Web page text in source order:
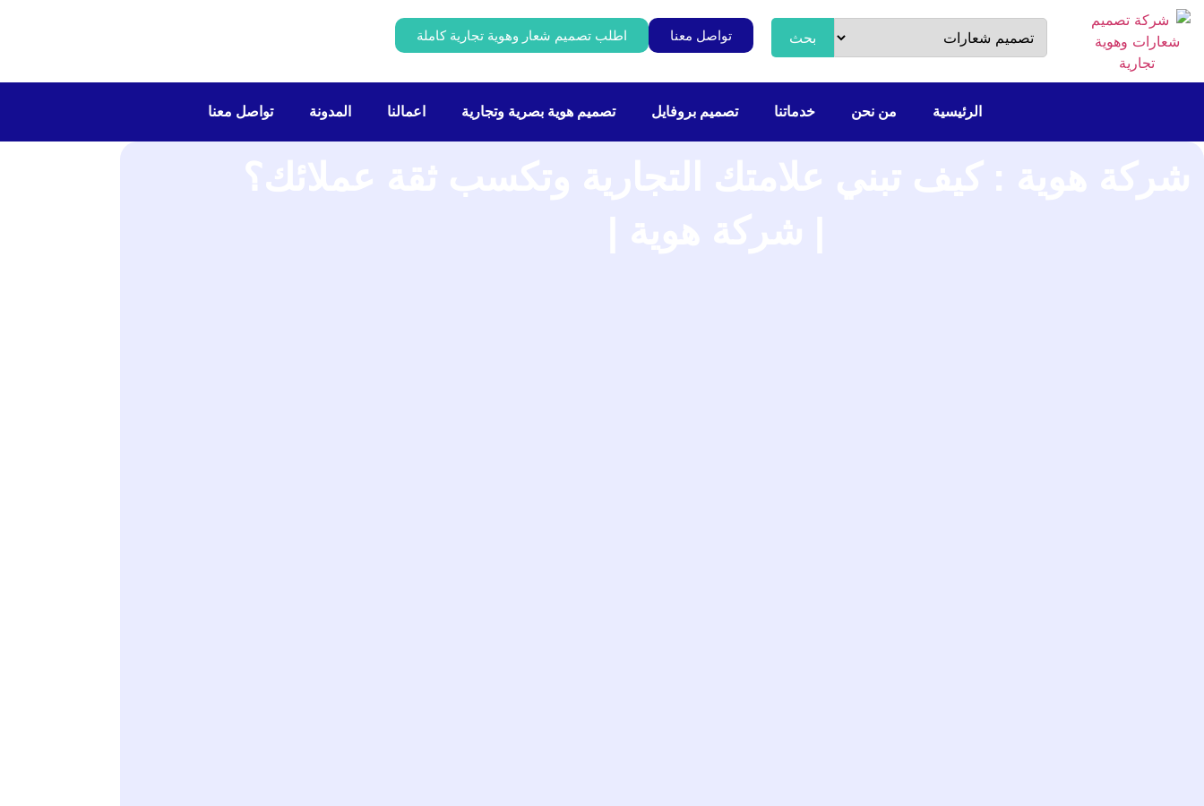
بحث تواصل معنا اطلب تصميم شعار وهوية تجارية كاملة
الرئيسية من نحن خدماتنا تصميم بروفايل تصميم هوية بصرية وتجارية اعمالنا المدونة تواصل معنا